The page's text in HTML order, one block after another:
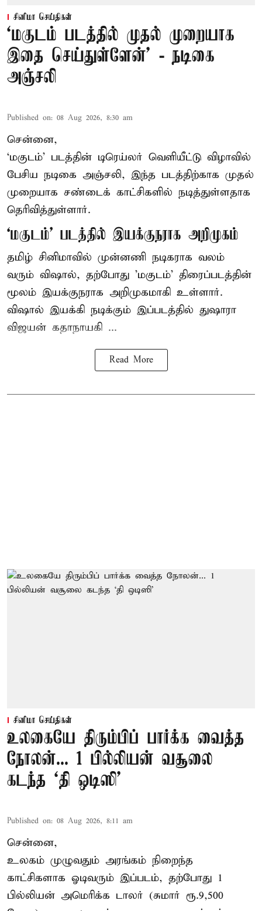
சினிமா செய்திகள்
‘மகுடம் படத்தில் முதல் முறையாக
இதை செய்துள்ளேன்’ - நடிகை
அஞ்சலி
Published on: 08 Aug 2026, 8:30 am
சென்னை,
‘மகுடம்’ படத்தின் டிரெய்லர் வெளியீட்டு விழாவில்
பேசிய நடிகை அஞ்சலி, இந்த படத்திற்காக முதல்
முறையாக சண்டைக் காட்சிகளில் நடித்துள்ளதாக
தெரிவித்துள்ளார்.
‘மகுடம்’ படத்தில் இயக்குநராக அறிமுகம்
தமிழ் சினிமாவில் முன்னணி நடிகராக வலம்
வரும் விஷால், தற்போது 'மகுடம்' திரைப்படத்தின்
மூலம் இயக்குநராக அறிமுகமாகி உள்ளார்.
விஷால் இயக்கி நடிக்கும் இப்படத்தில் துஷாரா
விஜயன் கதாநாயகி ...
Read More
சினிமா செய்திகள்
உலகையே திரும்பிப் பார்க்க வைத்த
நோலன்... 1 பில்லியன் வசூலை
கடந்த ‘தி ஒடிஸி’
Published on: 08 Aug 2026, 8:11 am
சென்னை,
உலகம் முழுவதும் அரங்கம் நிறைந்த
காட்சிகளாக ஓடிவரும் இப்படம், தற்போது 1
பில்லியன் அமெரிக்க டாலர் (சுமார் ரூ.9,500